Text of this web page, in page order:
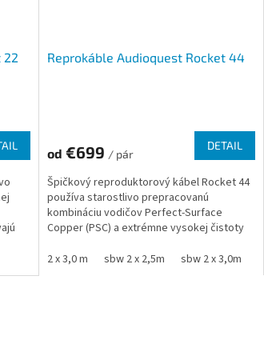
22
Reprokáble Audioquest Rocket 44
od €699 / pár
DETAIL
Špičkový reproduktorový kábel Rocket 44
používa starostlivo prepracovanú
kombináciu vodičov Perfect-Surface
Copper (PSC) a extrémne vysokej čistoty
2 x 3,0 m
sbw 2 x 2,5m sbw 2 x 3,0m